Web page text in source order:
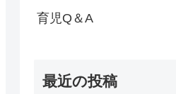
育児Q＆A
最近の投稿